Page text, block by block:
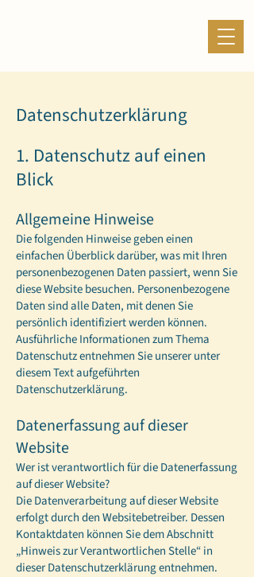
Datenschutzerklärung
1. Datenschutz auf einen
Blick
Allgemeine Hinweise
Die folgenden Hinweise geben einen
einfachen Überblick darüber, was mit Ihren
personenbezogenen Daten passiert, wenn Sie
diese Website besuchen. Personenbezogene
Daten sind alle Daten, mit denen Sie
persönlich identifiziert werden können.
Ausführliche Informationen zum Thema
Datenschutz entnehmen Sie unserer unter
diesem Text aufgeführten
Datenschutzerklärung.
Datenerfassung auf dieser
Website
Wer ist verantwortlich für die Datenerfassung
auf dieser Website?
Die Datenverarbeitung auf dieser Website
erfolgt durch den Websitebetreiber. Dessen
Kontaktdaten können Sie dem Abschnitt
„Hinweis zur Verantwortlichen Stelle“ in
dieser Datenschutzerklärung entnehmen.